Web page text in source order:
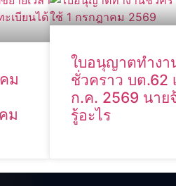
ม
ม
ใบอนุญาตทำงา
ชั่วคราว บต.62
ก.ค. 2569 นาย
รู้อะไร